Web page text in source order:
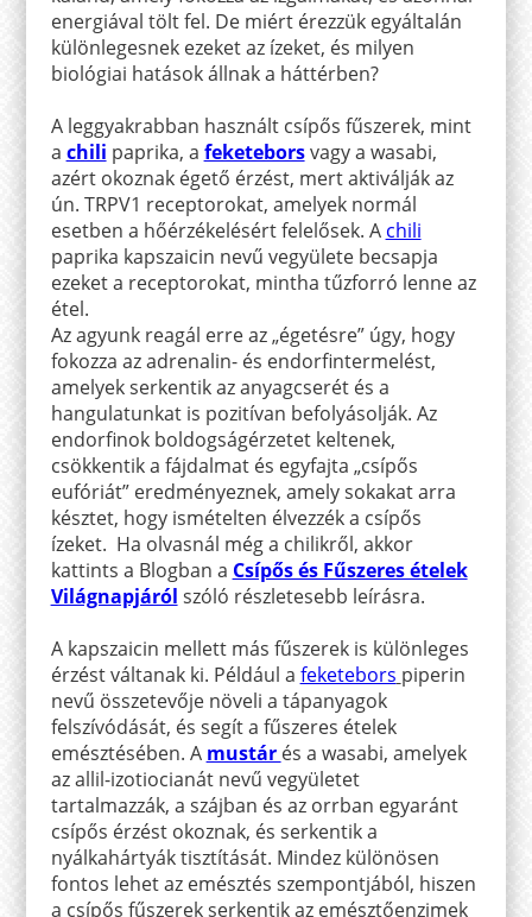
energiával tölt fel. De miért érezzük egyáltalán
különlegesnek ezeket az ízeket, és milyen
biológiai hatások állnak a háttérben?
A leggyakrabban használt csípős fűszerek, mint
a chili paprika, a feketeborsvagy a wasabi,
azért okoznak égető érzést, mert aktiválják az
ún. TRPV1 receptorokat, amelyek normál
esetben a hőérzékelésért felelősek. A chili
paprika kapszaicin nevű vegyülete becsapja
ezeket a receptorokat, mintha tűzforró lenne az
étel.
Az agyunk reagál erre az „égetésre” úgy, hogy
fokozza az adrenalin- és endorfintermelést,
amelyek serkentik az anyagcserét és a
hangulatunkat is pozitívan befolyásolják. Az
endorfinok boldogságérzetet keltenek,
csökkentik a fájdalmat és egyfajta „csípős
eufóriát” eredményeznek, amely sokakat arra
késztet, hogy ismételten élvezzék a csípős
ízeket. Ha olvasnál még a chilikről, akkor
kattints a Blogban a Csípős és Fűszeres ételek
Világnapjáról szóló részletesebb leírásra.
A kapszaicin mellett más fűszerek is különleges
érzést váltanak ki. Például a feketebors piperin
nevű összetevője növeli a tápanyagok
felszívódását, és segít a fűszeres ételek
emésztésében. A mustár és a wasabi, amelyek
az allil-izotiocianát nevű vegyületet
tartalmazzák, a szájban és az orrban egyaránt
csípős érzést okoznak, és serkentik a
nyálkahártyák tisztítását. Mindez különösen
fontos lehet az emésztés szempontjából, hiszen
a csípős fűszerek serkentik az emésztőenzimek